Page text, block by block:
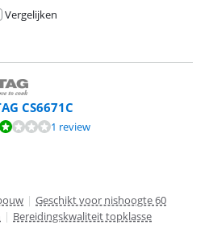
Vergelijken
CS6671C
op 1 review.
1 review
| Geschikt voor nishoogte 60
| Bereidingskwaliteit topklasse